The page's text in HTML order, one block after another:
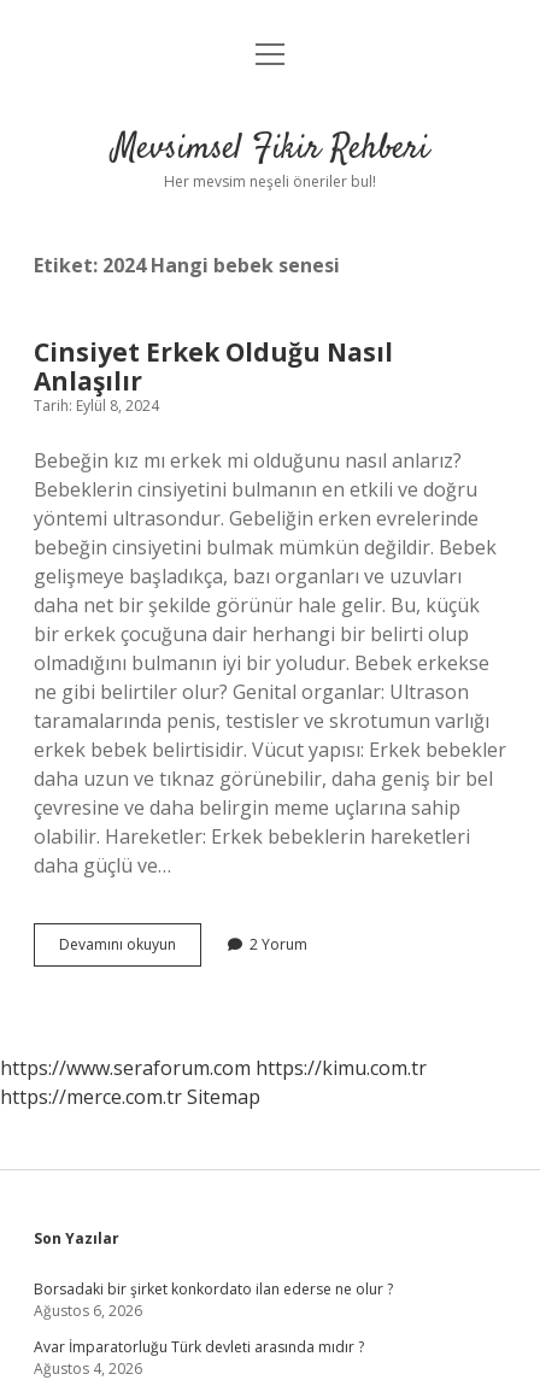
Anasayfa
Yasal Uyarı
menüyü
Mevsimsel Fikir Rehberi
Her mevsim neşeli öneriler bul!
Etiket: 2024 Hangi bebek senesi
Cinsiyet Erkek Olduğu Nasıl
Anlaşılır
Tarih: Eylül 8, 2024
Bebeğin kız mı erkek mi olduğunu nasıl anlarız?
Bebeklerin cinsiyetini bulmanın en etkili ve doğru
yöntemi ultrasondur. Gebeliğin erken evrelerinde
bebeğin cinsiyetini bulmak mümkün değildir. Bebek
gelişmeye başladıkça, bazı organları ve uzuvları
daha net bir şekilde görünür hale gelir. Bu, küçük
bir erkek çocuğuna dair herhangi bir belirti olup
olmadığını bulmanın iyi bir yoludur. Bebek erkekse
ne gibi belirtiler olur? Genital organlar: Ultrason
taramalarında penis, testisler ve skrotumun varlığı
erkek bebek belirtisidir. Vücut yapısı: Erkek bebekler
daha uzun ve tıknaz görünebilir, daha geniş bir bel
çevresine ve daha belirgin meme uçlarına sahip
olabilir. Hareketler: Erkek bebeklerin hareketleri
daha güçlü ve…
Devamını okuyun
Erkek
2 Yorum
https://www.seraforum.com https://kimu.com.tr
https://merce.com.trSitemap
Sidebar
Son Yazılar
Borsadaki bir şirket konkordato ilan ederse ne olur ?
Ağustos 6, 2026
Avar İmparatorluğu Türk devleti arasında mıdır ?
Ağustos 4, 2026